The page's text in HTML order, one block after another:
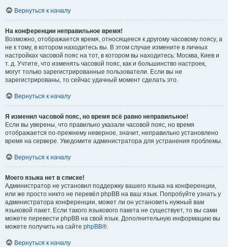
Вернуться к началу
На конференции неправильное время!
Возможно, отображается время, относящееся к другому часовому поясу, а
не к тому, в котором находитесь вы. В этом случае измените в личных
настройках часовой пояс на тот, в котором вы находитесь: Москва, Киев и
т. д. Учтите, что изменять часовой пояс, как и большинство настроек,
могут только зарегистрированные пользователи. Если вы не
зарегистрированы, то сейчас удачный момент сделать это.
Вернуться к началу
Я изменил часовой пояс, но время всё равно неправильное!
Если вы уверены, что правильно указали часовой пояс, но время
отображается по-прежнему неверное, значит, неправильно установлено
время на сервере. Уведомите администратора для устранения проблемы.
Вернуться к началу
Моего языка нет в списке!
Администратор не установил поддержку вашего языка на конференции,
или же просто никто не перевёл phpBB на ваш язык. Попробуйте узнать у
администратора конференции, может ли он установить нужный вам
языковой пакет. Если такого языкового пакета не существует, то вы сами
можете перевести phpBB на свой язык. Дополнительную информацию вы
можете получить на сайте phpBB®.
Вернуться к началу